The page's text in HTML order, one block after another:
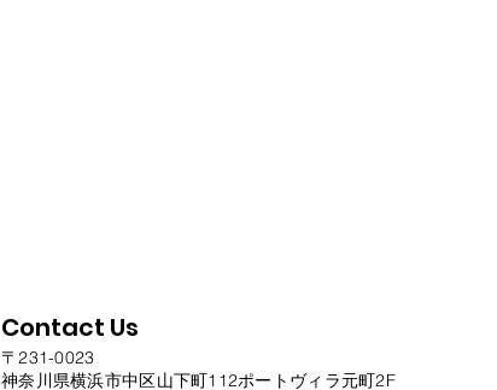
Contact Us
〒231-0023
神奈川県横浜市中区山下町112ポートヴィラ元町2F